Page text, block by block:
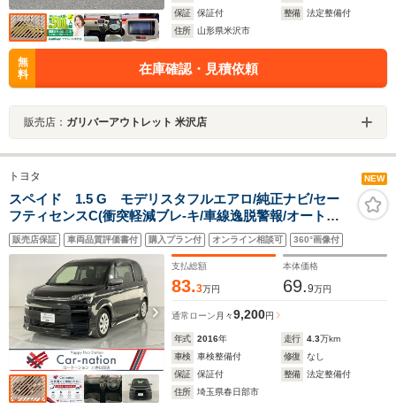
保証
保証付 整備
法定整備付
住所
山形県米沢市
無
料
在庫確認・見積依頼
販売店： ガリバーアウトレット 米沢店
トヨタ NEW
スペイド 1.5 G モデリスタフルエアロ/純正ナビ/セー
フティセンスC(衝突軽減ブレ-キ/車線逸脱警報/オートマ
チックハイビーム/先行車発進告知)/ドレスアップPKG/ス
マートキー/フルセグTV/Bluetooth/バックカメラ/ETC/シ
ートヒーター
販売店保証 車両品質評価書付 購入プラン付 オンライン相談可 360°画像付
支払総額
83.3万円
本体価格
69.9万円
通常ローン 月々9,200円
年式 2016年 走行 4.3万km
車検
車検整備付 修復
なし
保証
保証付 整備
法定整備付
住所
埼玉県春日部市